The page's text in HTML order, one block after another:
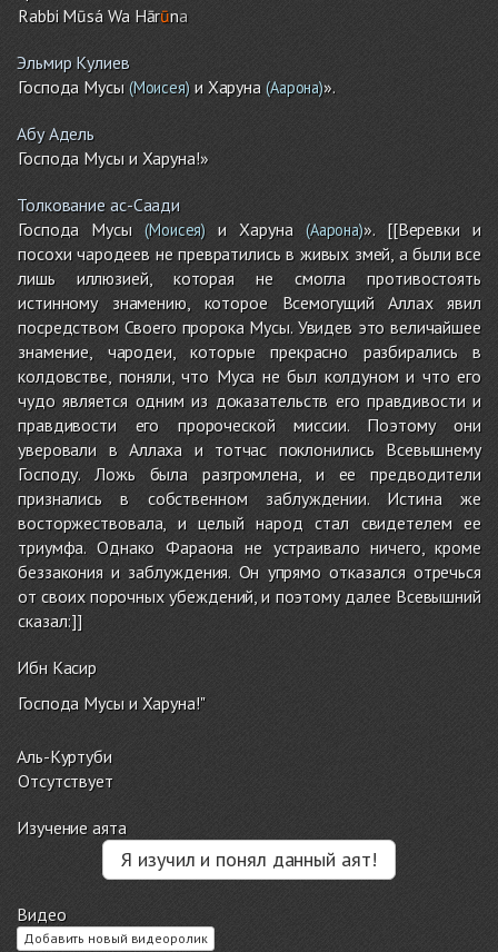
Rabbi Mūsá Wa Hārūna
Эльмир Кулиев
Господа Мусы(Моисея)и Харуна (Аарона)».
Абу Адель
Господа Мусы и Харуна!»
Толкование ас-Саади
Господа Мусы(Моисея) и Харуна(Аарона)». [[Веревки и
посохи чародеев не превратились в живых змей, а были все
лишь иллюзией, которая не смогла противостоять
истинному знамению, которое Всемогущий Аллах явил
посредством Своего пророка Мусы. Увидев это величайшее
знамение, чародеи, которые прекрасно разбирались в
колдовстве, поняли, что Муса не был колдуном и что его
чудо является одним из доказательств его правдивости и
правдивости его пророческой миссии. Поэтому они
уверовали в Аллаха и тотчас поклонились Всевышнему
Господу. Ложь была разгромлена, и ее предводители
признались в собственном заблуждении. Истина же
восторжествовала, и целый народ стал свидетелем ее
триумфа. Однако Фараона не устраивало ничего, кроме
беззакония и заблуждения. Он упрямо отказался отречься
от своих порочных убеждений, и поэтому далее Всевышний
сказал:]]
Ибн Касир
Господа Мусы и Харуна!"
Аль-Куртуби
Отсутствует
Изучение аята
Я изучил и понял данный аят!
Видео
Добавить новый видеоролик